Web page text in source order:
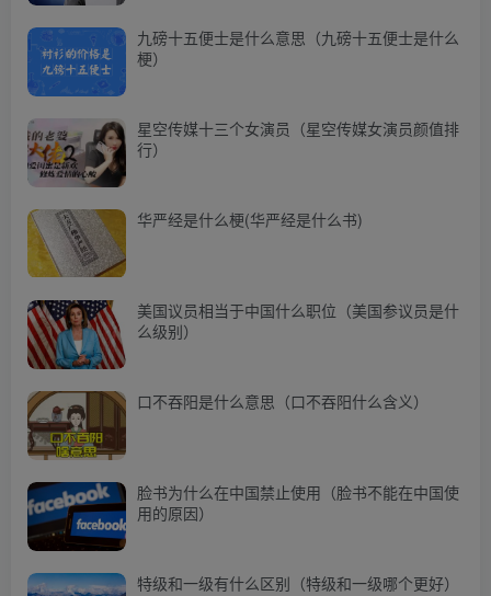
九磅十五便士是什么意思（九磅十五便士是什么
梗）
星空传媒十三个女演员（星空传媒女演员颜值排
行）
华严经是什么梗(华严经是什么书)
美国议员相当于中国什么职位（美国参议员是什
么级别）
口不吞阳是什么意思（口不吞阳什么含义）
脸书为什么在中国禁止使用（脸书不能在中国使
用的原因）
特级和一级有什么区别（特级和一级哪个更好）